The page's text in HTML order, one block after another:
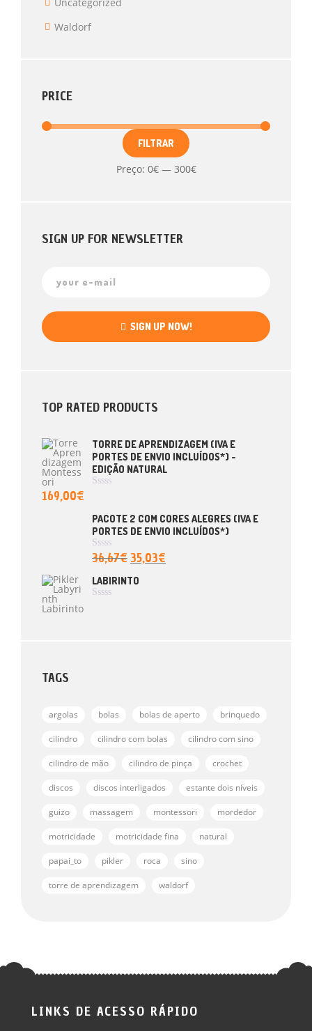
Waldorf
PRICE
FILTRAR
Preço: 0€— 300€
SIGN UP FOR NEWSLETTER
SIGN UP NOW!
TOP RATED PRODUCTS
TORRE DE APRENDIZAGEM (IVA E
PORTES DE ENVIO INCLUÍDOS*) -
EDIÇÃO NATURAL
A
L
I
A
Ç
Ã
0
D
169,00€
PACOTE 2 COM CORES ALEGRES (IVA E
PORTES DE ENVIO INCLUÍDOS*)
A
A
L
I
36,67€ 35,03€
LABIRINTO
TAGS
argolas bolas bolas de aperto brinquedo
cilindro cilindro com bolas cilindro com sino
cilindro de mão cilindro de pinça crochet
discos discos interligados estante dois níveis
guizo massagem montessori mordedor
motricidade motricidade fina natural
papai_to pikler roca sino
torre de aprendizagem waldorf
LINKS DE ACESSO RÁPIDO